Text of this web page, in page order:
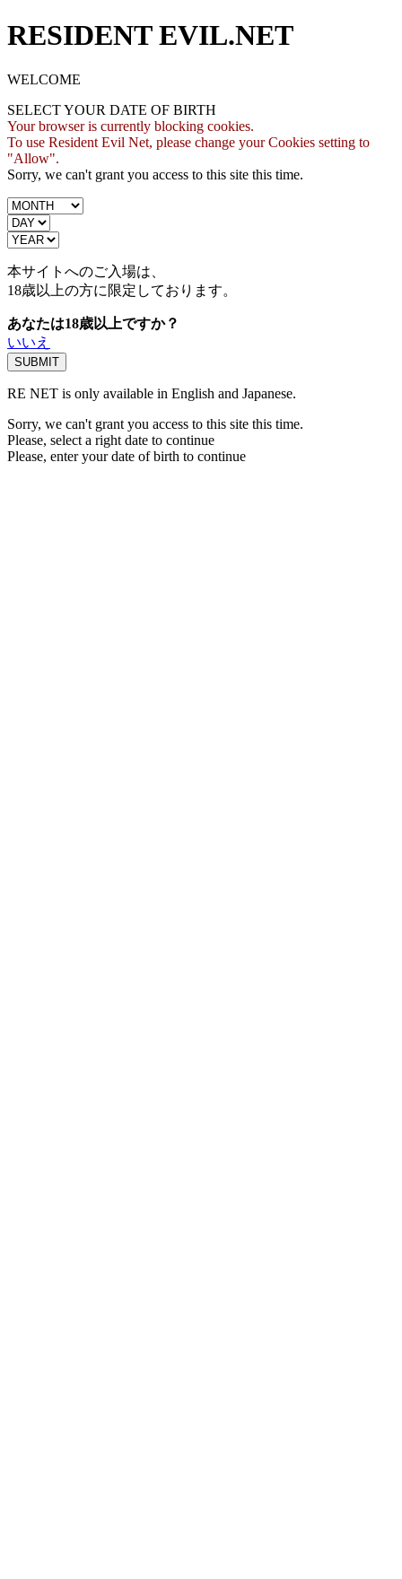
RESIDENT EVIL.NET
WELCOME
SELECT YOUR DATE OF BIRTH
Your browser is currently blocking cookies.
To use Resident Evil Net, please change your Cookies setting to
"Allow".
Sorry, we can't grant you access to this site this time.
本サイトへのご入場は、
18歳以上の方に限定しております。
あなたは18歳以上ですか？
いいえ
RE NET is only available in English and Japanese.
Sorry, we can't grant you access to this site this time.
Please, select a right date to continue
Please, enter your date of birth to continue